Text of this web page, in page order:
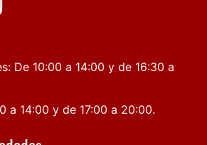
De 10:00 a 14:00 y de 16:30 a
a 14:00 y de 17:00 a 20:00.